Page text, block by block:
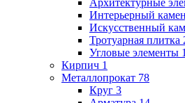
Архитектурные
Интерьерный
Искусственный
Тротуарная плитка
Угловые элементы 1
Кирпич 1
Металлопрокат 78
Круг 3